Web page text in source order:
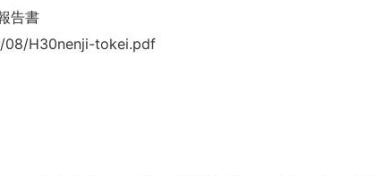
告書
08/H30nenji-tokei.pdf